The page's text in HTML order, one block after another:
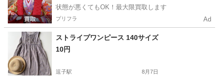
状態が悪くてもOK！最大限買取します
プリフラ Ad
ストライプワンピース 140サイズ
10円
逗子駅 8月7日